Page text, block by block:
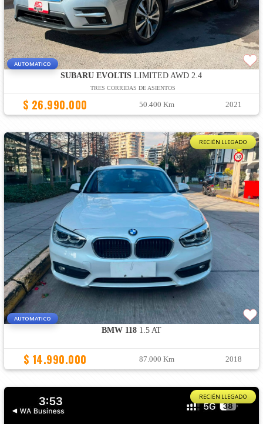
AUTOMATICO
SUBARU EVOLTIS LIMITED AWD 2.4
TRES CORRIDAS DE ASIENTOS
$ 26.990.000 50.400 Km 2021
RECIÉN LLEGADO
AUTOMATICO
BMW 1181.5 AT
$ 14.990.000 87.000 Km 2018
RECIÉN LLEGADO